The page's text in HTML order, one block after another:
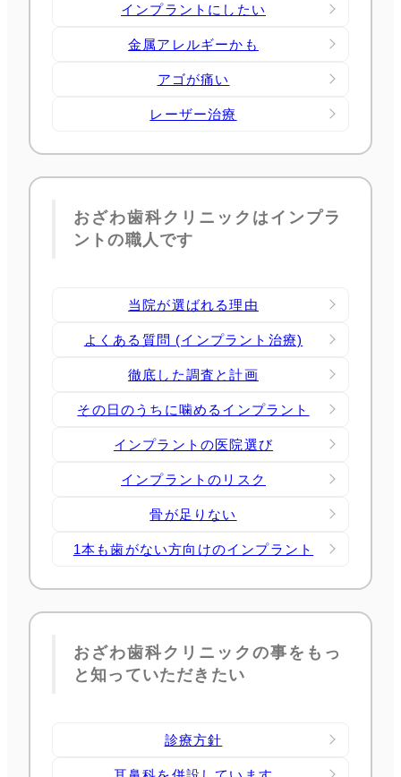
インプラントにしたい
金属アレルギーかも
アゴが痛い
レーザー治療
おざわ歯科クリニックはインプラ
ントの職人です
当院が選ばれる理由
よくある質問 (インプラント治療)
徹底した調査と計画
その日のうちに噛めるインプラント
インプラントの医院選び
インプラントのリスク
骨が足りない
1本も歯がない方向けのインプラント
おざわ歯科クリニックの事をもっ
と知っていただきたい
診療方針